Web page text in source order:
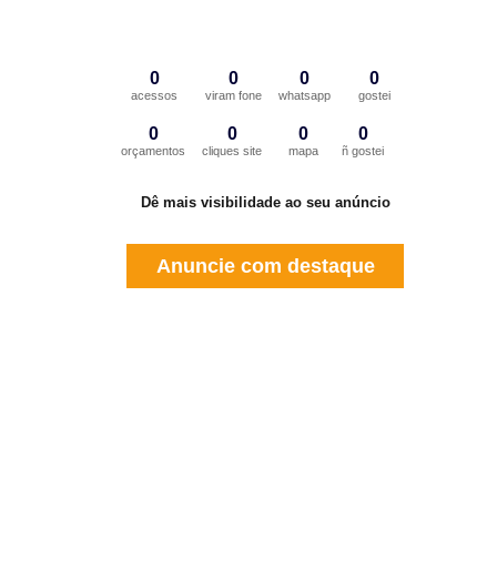
0
acessos
0
viram fone
0
whatsapp
0
gostei
0
orçamentos
0
cliques site
0
mapa
0
ñ gostei
Dê mais visibilidade ao seu anúncio
Anuncie com destaque